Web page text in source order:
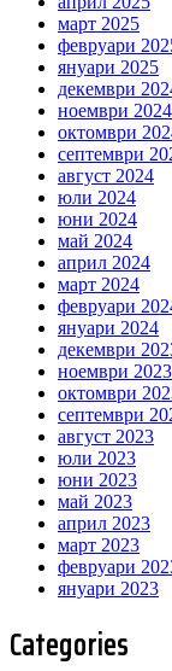
март 2025
февруари
януари 2025
декември
ноември 2024
октомври
септември
август 2024
юли 2024
юни 2024
май 2024
април 2024
март 2024
февруари
януари 2024
декември
ноември 2023
октомври
септември
август 2023
юли 2023
юни 2023
май 2023
април 2023
март 2023
февруари
януари 2023
Categories